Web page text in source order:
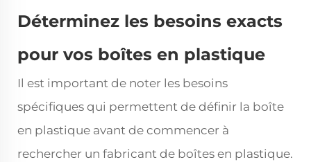
Déterminez les besoins exacts
pour vos boîtes en plastique
Il est important de noter les besoins
spécifiques qui permettent de définir la boîte
en plastique avant de commencer à
rechercher un fabricant de boîtes en plastique.